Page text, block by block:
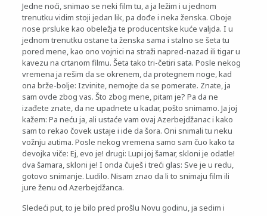
Jedne noći, snimao se neki film tu, a ja ležim i u jednom
trenutku vidim stoji jedan lik, pa dođe i neka ženska. Oboje
nose prsluke kao obeležja te producentske kuće valjda. I u
jednom trenutku ostane ta ženska sama i stalno se šeta tu
pored mene, kao ono vojnici na straži napred-nazad ili tigar u
kavezu na crtanom filmu. Šeta tako tri-četiri sata. Posle nekog
vremena ja rešim da se okrenem, da protegnem noge, kad
ona brže-bolje: Izvinite, nemojte da se pomerate. Znate, ja
sam ovde zbog vas. Što zbog mene, pitam je? Pa da ne
izađete znate, da ne upadnete u kadar, pošto snimamo. Ja joj
kažem: Pa neću ja, ali ustaće vam ovaj Azerbejdžanac i kako
sam to rekao čovek ustaje i ide da šora. Oni snimali tu neku
vožnju autima. Posle nekog vremena samo sam čuo kako ta
devojka viče: Ej, evo je! drugi: Lupi joj šamar, skloni je odatle!
dva šamara, skloni je! I onda čuješ i treći glas: Sve je u redu,
gotovo snimanje. Ludilo. Nisam znao da li to snimaju film ili
jure ženu od Azerbejdžanca.
Sledeći put, to je bilo pred prošlu Novu godinu, ja sedim i